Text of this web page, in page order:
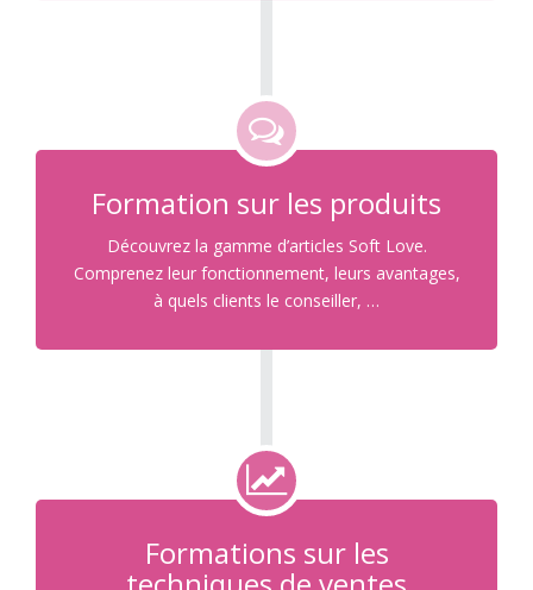
Formation sur les produits
Découvrez la gamme d’articles Soft Love.
Comprenez leur fonctionnement, leurs avantages,
à quels clients le conseiller, …
Formations sur les